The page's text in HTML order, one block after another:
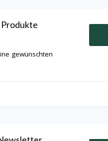
Produkte
gewünschten